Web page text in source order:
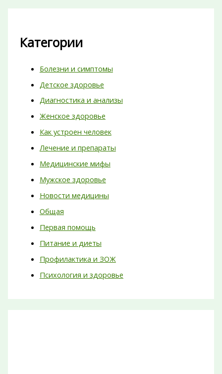
Категории
Болезни и симптомы
Детское здоровье
Диагностика и анализы
Женское здоровье
Как устроен человек
Лечение и препараты
Медицинские мифы
Мужское здоровье
Новости медицины
Общая
Первая помощь
Питание и диеты
Профилактика и ЗОЖ
Психология и здоровье